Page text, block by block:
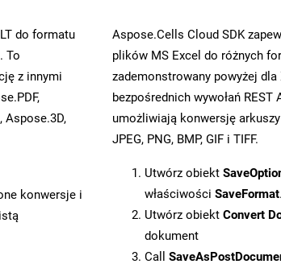
do formatu
To
z innymi
Aspose.3D,
konwersje i
Aspose.Cells Cloud SDK
plików MS Excel do różnych
zademonstrowany powyżej
bezpośrednich wywołań
umożliwiają konwersję
JPEG, PNG, BMP, GIF i TIFF.
Utwórz obiekt
właściwości SaveFormat
Utwórz obiekt Convert
dokument
Call